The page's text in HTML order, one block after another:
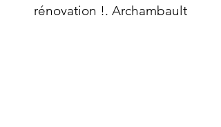
rénovation !. Archambault